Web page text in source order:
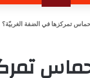
تمركزها في الضفة الغربيّة؟